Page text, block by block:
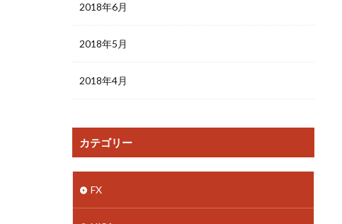
2018年6月
2018年5月
2018年4月
カテゴリー
FX